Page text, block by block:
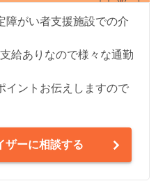
障がい者支援施設での介
給ありなので様々な通勤
イントお伝えしますので
ザーに相談する